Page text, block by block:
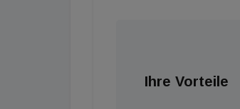
Caverion zog am 14. April
Ihre Vorteile